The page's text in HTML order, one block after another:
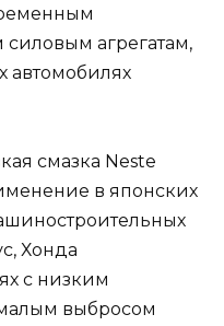
агрегатам,
автомобилях
смазка Neste
в японских
Хонда
с низким
выбросом